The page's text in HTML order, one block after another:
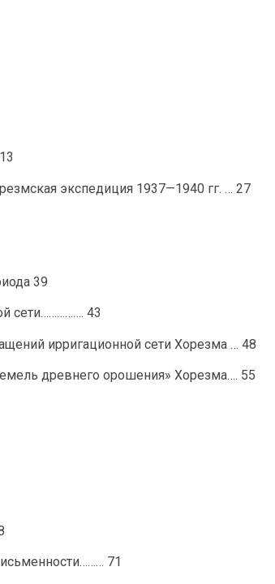
экспедиция 1937—1940 гг. … 27
39
сети……………. 43
ирригационной сети Хорезма … 48
древнего орошения» Хорезма…. 55
71